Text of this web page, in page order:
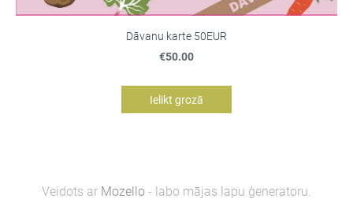
Dāvanu karte 50EUR
€50.00
Ielikt grozā
Veidots ar Mozello - labo mājas lapu ģeneratoru.